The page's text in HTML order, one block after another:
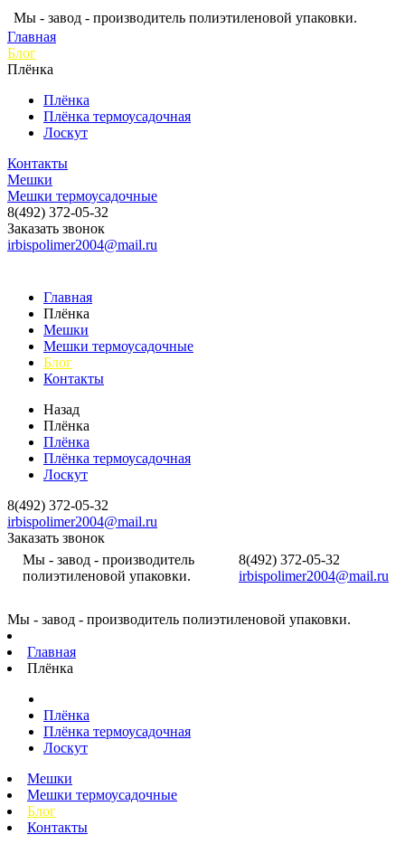
Мы - завод - производитель полиэтиленовой упаковки.
Главная
Блог
Плёнка
Плёнка
Плёнка термоусадочная
Лоскут
Контакты
Мешки
Мешки термоусадочные
8(492) 372-05-32
Заказать звонок
irbispolimer2004@mail.ru
Главная
Плёнка
Мешки
Мешки термоусадочные
Блог
Контакты
Назад
Плёнка
Плёнка
Плёнка термоусадочная
Лоскут
8(492) 372-05-32
irbispolimer2004@mail.ru
Заказать звонок
Мы - завод - производитель
полиэтиленовой упаковки.
8(492) 372-05-32
irbispolimer2004@mail.ru
Мы - завод - производитель полиэтиленовой упаковки.
Главная
Плёнка
Плёнка
Плёнка термоусадочная
Лоскут
Мешки
Мешки термоусадочные
Блог
Контакты